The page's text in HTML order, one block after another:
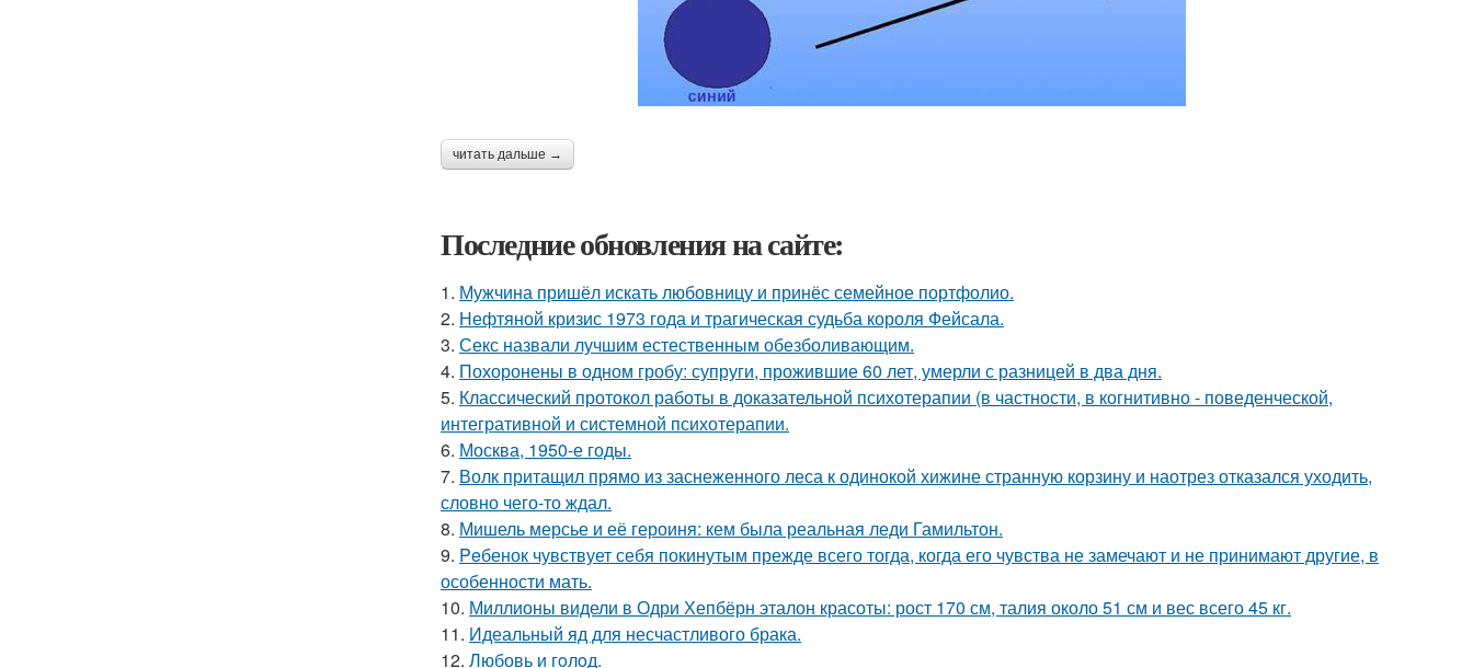
читать дальше →
Последние обновления на сайте:
1. Мужчина пришёл искать любовницу и принёс семейное портфолио.
2. Нефтяной кризис 1973 года и трагическая судьба короля Фейсала.
3. Секс назвали лучшим естественным обезболивающим.
4. Похоронены в одном гробу: супруги, прожившие 60 лет, умерли с разницей в два дня.
5. Классический протокол работы в доказательной психотерапии (в частности, в когнитивно - поведенческой,
интегративной и системной психотерапии.
6. Москва, 1950-е годы.
7. Волк притащил прямо из заснеженного леса к одинокой хижине странную корзину и наотрез отказался уходить,
словно чего-то ждал.
8. Мишель мерсье и её героиня: кем была реальная леди Гамильтон.
9. Peбенок чувствует себя покинутым прежде всего тогда, когда его чувства не замечают и не принимают другие, в
особенности мать.
10. Миллионы видели в Одри Хепбёрн эталон красоты: рост 170 см, талия около 51 см и вес всего 45 кг.
11. Идеальный яд для несчастливого брака.
12. Любовь и гoлoд.